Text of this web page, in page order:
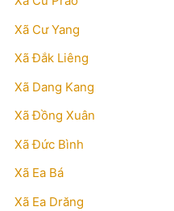
Xã Cư Yang
Xã Đắk Liêng
Xã Dang Kang
Xã Đồng Xuân
Xã Đức Bình
Xã Ea Bá
Xã Ea Drăng